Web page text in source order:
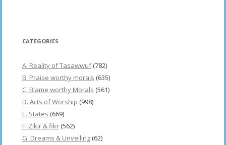
CATEGORIES
A. Reality of Tasawwuf(782)
B. Praise worthy morals (635)
C. Blame worthy Morals (561)
D. Acts of Worship (998)
E. States (669)
F. Zikir & fikr (562)
G. Dreams & Unveiling (62)